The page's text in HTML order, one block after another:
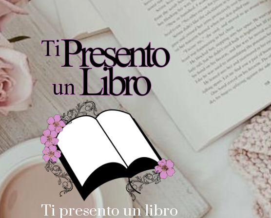
Ti presento un libro